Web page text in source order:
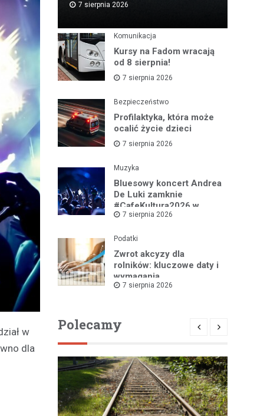
w
dla
7 sierpnia 2026
Komunikacja
Kursy na Fadom wracają
od 8 sierpnia!
7 sierpnia 2026
Bezpieczeństwo
Profilaktyka, która może
ocalić życie dzieci
7 sierpnia 2026
Muzyka
Bluesowy koncert Andrea
De Luki zamknie
#CafeKultura2026 w
Łomży
7 sierpnia 2026
Podatki
Zwrot akcyzy dla
rolników: kluczowe daty i
wymagania
dokumentacyjne
7 sierpnia 2026
Polecamy